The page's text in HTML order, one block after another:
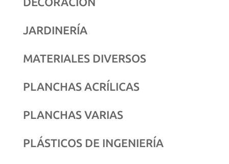
JARDINERÍA
MATERIALES DIVERSOS
PLANCHAS ACRÍLICAS
PLANCHAS VARIAS
PLÁSTICOS DE INGENIERÍA